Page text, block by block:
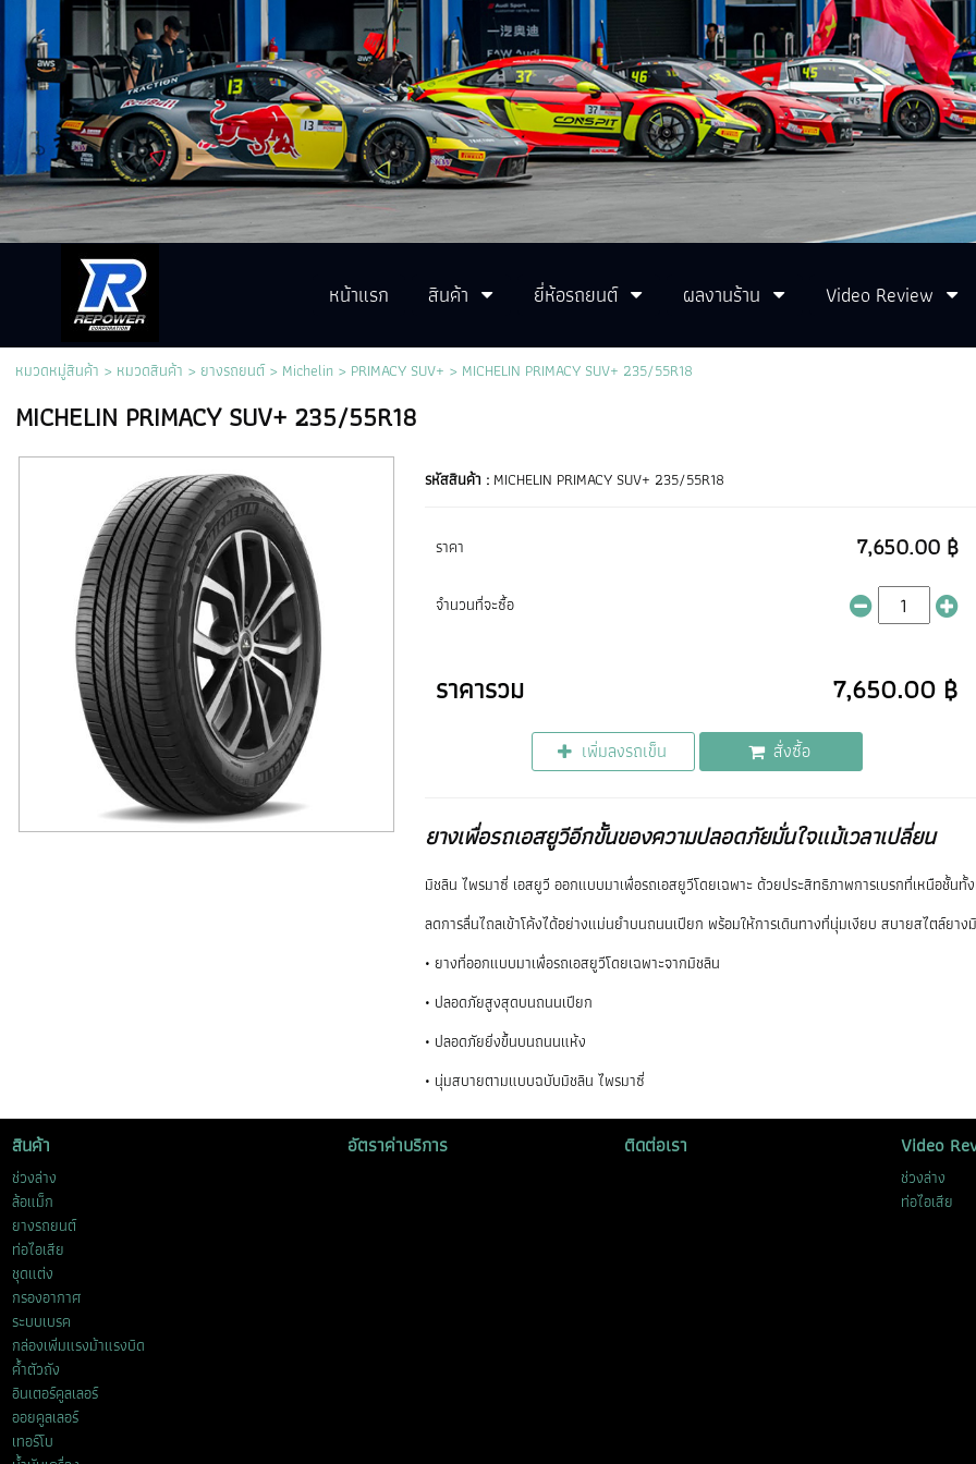
หน้าแรก สินค้า ยี่ห้อรถยนต์ ผลงานร้าน Video Review
หมวดหมู่สินค้า > หมวดสินค้า >ยางรถยนต์> Michelin> PRIMACY SUV+ > MICHELIN PRIMACY SUV+ 235/55R18
MICHELIN PRIMACY SUV+ 235/55R18
รหัสสินค้า : MICHELIN PRIMACY SUV+ 235/55R18
ราคา 7,650.00 ฿
จำนวนที่จะซื้อ
ราคารวม 7,650.00 ฿
เพิ่มลงรถเข็น สั่งซื้อ
ยางเพื่อรถเอสยูวีอีกขั้นของความปลอดภัยมั่นใจแม้เวลาเปลี่ยน
มิชลิน ไพรมาซี่ เอสยูวี ออกแบบมาเพื่อรถเอสยูวีโดยเฉพาะ ด้วยประสิทธิภาพการเบรกที่เหนือชั้น
ลดการลื่นไถลเข้าโค้งได้อย่างแม่นยำบนถนนเปียก พร้อมให้การเดินทางที่นุ่มเงียบ สบายสไตล์ยาง
• ยางที่ออกแบบมาเพื่อรถเอสยูวีโดยเฉพาะจากมิชลิน
• ปลอดภัยสูงสุดบนถนนเปียก
• ปลอดภัยยิ่งขึ้นบนถนนแห้ง
• นุ่มสบายตามแบบฉบับมิชลิน ไพรมาซี่
สินค้า
ช่วงล่าง
ล้อแม็ก
ยางรถยนต์
ท่อไอเสีย
ชุดแต่ง
กรองอากาศ
ระบบเบรค
กล่องเพิ่มแรงม้าแรงบิด
ค้ำตัวถัง
อินเตอร์คูลเลอร์
ออยคูลเลอร์
เทอร์โบ
อัตราค่าบริการ ติดต่อเรา Video
ช่วงล่าง
ท่อไอเสีย